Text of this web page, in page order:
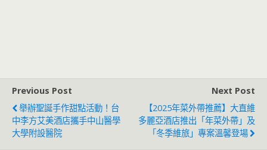
Previous Post
舉辦聖誕手作甜點活動！台
中李方艾美酒店攜手中山醫學
大學附設醫院
Next Post
【2025年菜外帶推薦】大直維
多麗亞酒店推出「年菜外帶」及
「冬季維旅」專案溫馨登場